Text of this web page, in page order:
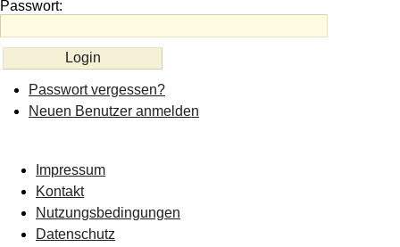
Passwort:
Passwort vergessen?
Neuen Benutzer anmelden
Impressum
Kontakt
Nutzungsbedingungen
Datenschutz